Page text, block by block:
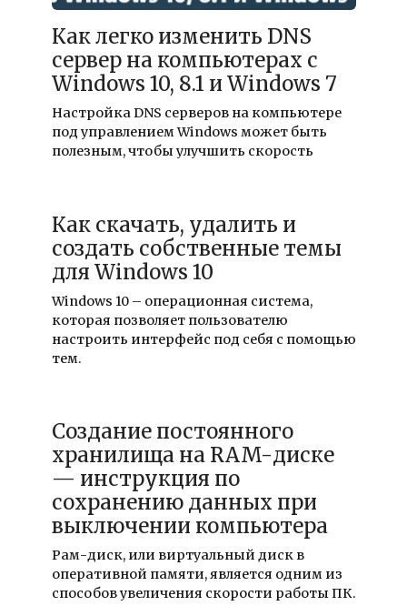
19.02.2024
Как легко изменить DNS
сервер на компьютерах с
Windows 10, 8.1 и Windows 7
Настройка DNS серверов на компьютере
под управлением Windows может быть
полезным, чтобы улучшить скорость
Как скачать, удалить и
создать собственные темы
для Windows 10
Windows 10 – операционная система,
которая позволяет пользователю
настроить интерфейс под себя с помощью
тем.
Создание постоянного
хранилища на RAM-диске
— инструкция по
сохранению данных при
выключении компьютера
Рам-диск, или виртуальный диск в
оперативной памяти, является одним из
способов увеличения скорости работы ПК.